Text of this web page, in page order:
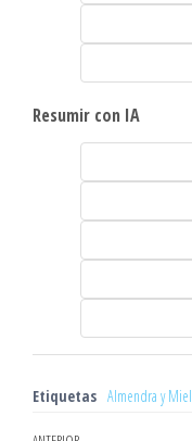
Resumir con IA
Etiquetas Almendra y Miel